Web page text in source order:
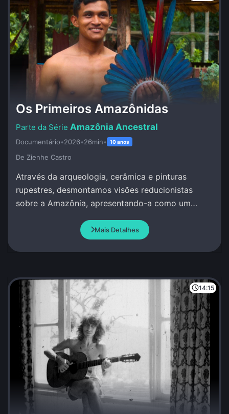
Os Primeiros Amazônidas
Amazônia Ancestral
Documentário•2026•26min• 10 anos
De Zienhe Castro
Através da arqueologia, cerâmica e pinturas
rupestres, desmontamos visões reducionistas
sobre a Amazônia, apresentando-a como um
Mais Detalhes
14:15